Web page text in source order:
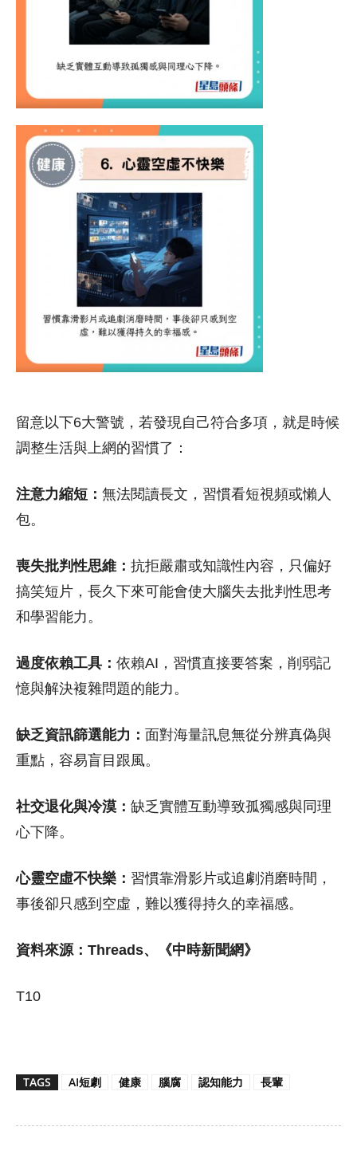
留意以下6大警號，若發現自己符合多項，就是時候
調整生活與上網的習慣了：
注意力縮短： 無法閱讀長文，習慣看短視頻或懶人
包。
喪失批判性思維： 抗拒嚴肅或知識性內容，只偏好
搞笑短片，長久下來可能會使大腦失去批判性思考
和學習能力。
過度依賴工具： 依賴AI，習慣直接要答案，削弱記
憶與解決複雜問題的能力。
缺乏資訊篩選能力： 面對海量訊息無從分辨真偽與
重點，容易盲目跟風。
社交退化與冷漠： 缺乏實體互動導致孤獨感與同理
心下降。
心靈空虛不快樂： 習慣靠滑影片或追劇消磨時間，
事後卻只感到空虛，難以獲得持久的幸福感。
資料來源：Threads、《中時新聞網》
T10
TAGS AI短劇 健康 腦腐 認知能力 長輩